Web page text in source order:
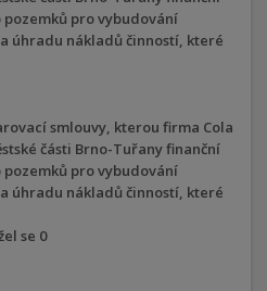
pozemků pro vybudování
úhradu nákladů činností, které
smlouvy, kterou firma Cola
části Brno-Tuřany finanční
pozemků pro vybudování
úhradu nákladů činností, které
se 0